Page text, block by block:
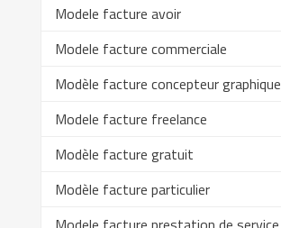
Modele facture avoir
Modele facture commerciale
Modèle facture concepteur graphique
Modele facture freelance
Modèle facture gratuit
Modèle facture particulier